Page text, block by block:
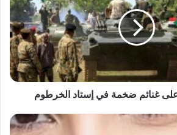
غنائم ضخمة في إستاد الخرطوم